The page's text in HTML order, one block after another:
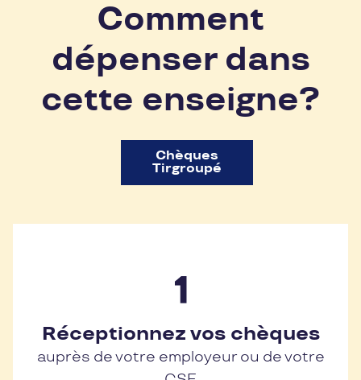
Comment
dépenser dans
cette enseigne?
Chèques
Tirgroupé
Réceptionnez vos chèques
auprès de votre employeur ou de votre